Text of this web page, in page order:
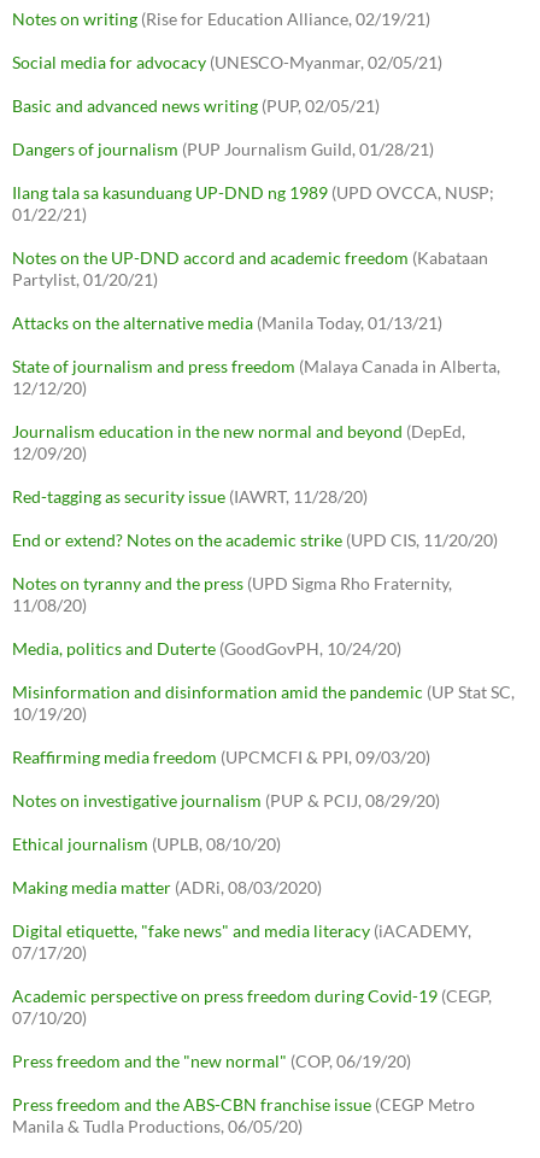
Notes on writing (Rise for Education Alliance, 02/19/21)
Social media for advocacy (UNESCO-Myanmar, 02/05/21)
Basic and advanced news writing (PUP, 02/05/21)
Dangers of journalism (PUP Journalism Guild, 01/28/21)
Ilang tala sa kasunduang UP-DND ng 1989 (UPD OVCCA, NUSP;
01/22/21)
Notes on the UP-DND accord and academic freedom (Kabataan
Partylist, 01/20/21)
Attacks on the alternative media (Manila Today, 01/13/21)
State of journalism and press freedom (Malaya Canada in Alberta,
12/12/20)
Journalism education in the new normal and beyond (DepEd,
12/09/20)
Red-tagging as security issue (IAWRT, 11/28/20)
End or extend? Notes on the academic strike (UPD CIS, 11/20/20)
Notes on tyranny and the press (UPD Sigma Rho Fraternity,
11/08/20)
Media, politics and Duterte (GoodGovPH, 10/24/20)
Misinformation and disinformation amid the pandemic (UP Stat SC,
10/19/20)
Reaffirming media freedom (UPCMCFI & PPI, 09/03/20)
Notes on investigative journalism (PUP & PCIJ, 08/29/20)
Ethical journalism (UPLB, 08/10/20)
Making media matter (ADRi, 08/03/2020)
Digital etiquette, "fake news" and media literacy (iACADEMY,
07/17/20)
Academic perspective on press freedom during Covid-19 (CEGP,
07/10/20)
Press freedom and the "new normal" (COP, 06/19/20)
Press freedom and the ABS-CBN franchise issue (CEGP Metro
Manila & Tudla Productions, 06/05/20)